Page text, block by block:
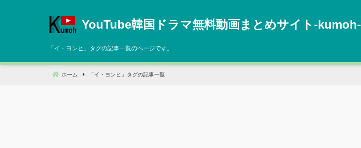
へ
動
YouTube韓国ドラマ無料動画まとめサイト‐kumoh‐
「 イ・ヨンヒ 」タグの記事一覧のページです。
ホーム 「 イ・ヨンヒ 」タグの記事一覧